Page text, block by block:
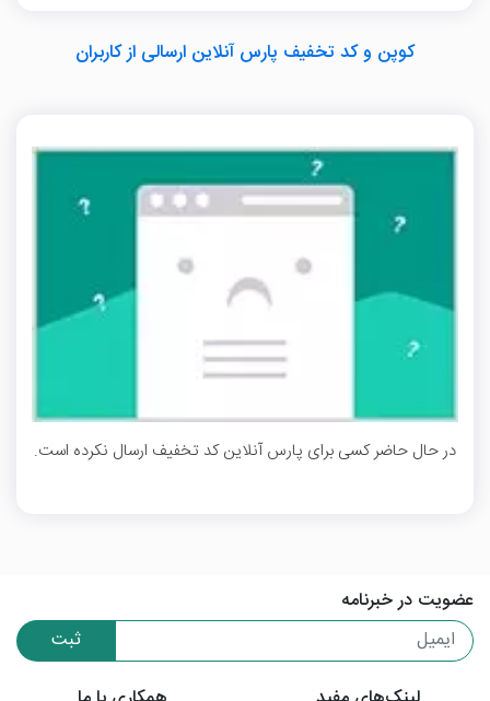
کوپن و کد تخفیف پارس آنلاین ارسالی از کاربران
در حال حاضر کسی برای پارس آنلاین کد تخفیف ارسال نکرده است.
عضویت در خبرنامه
ثبت